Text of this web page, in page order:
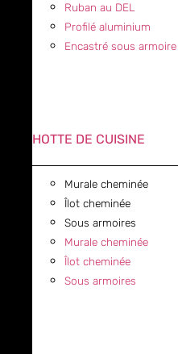
Ruban au DEL
Profilé aluminium
Encastré sous armoire
HOTTE DE CUISINE
Murale cheminée
Îlot cheminée
Sous armoires
Murale cheminée
Îlot cheminée
Sous armoires